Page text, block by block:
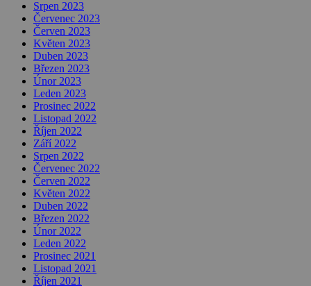
Srpen 2023
Červenec 2023
Červen 2023
Květen 2023
Duben 2023
Březen 2023
Únor 2023
Leden 2023
Prosinec 2022
Listopad 2022
Říjen 2022
Září 2022
Srpen 2022
Červenec 2022
Červen 2022
Květen 2022
Duben 2022
Březen 2022
Únor 2022
Leden 2022
Prosinec 2021
Listopad 2021
Říjen 2021